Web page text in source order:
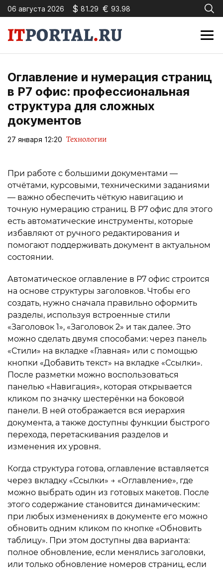
06 августа 2026 $ 81.29 € 93.98
Оглавление и нумерация страниц
в Р7 офис: профессиональная
структура для сложных
документов
27 января 12:20 Технологии
При работе с большими документами —
отчётами, курсовыми, техническими заданиями
— важно обеспечить чёткую навигацию и
точную нумерацию страниц. В Р7 офис для этого
есть автоматические инструменты, которые
избавляют от ручного редактирования и
помогают поддерживать документ в актуальном
состоянии.
Автоматическое оглавление в Р7 офис строится
на основе структуры заголовков. Чтобы его
создать, нужно сначала правильно оформить
разделы, используя встроенные стили
«Заголовок 1», «Заголовок 2» и так далее. Это
можно сделать двумя способами: через панель
«Стили» на вкладке «Главная» или с помощью
кнопки «Добавить текст» на вкладке «Ссылки».
После разметки можно воспользоваться
панелью «Навигация», которая открывается
кликом по значку шестерёнки на боковой
панели. В ней отображается вся иерархия
документа, а также доступны функции быстрого
перехода, перетаскивания разделов и
изменения их уровня.
Когда структура готова, оглавление вставляется
через вкладку «Ссылки» → «Оглавление», где
можно выбрать один из готовых макетов. После
этого содержание становится динамическим:
при любых изменениях в документе его можно
обновить одним кликом по кнопке «Обновить
таблицу». При этом доступны два варианта:
полное обновление, если менялись заголовки,
или только обновление номеров страниц, если